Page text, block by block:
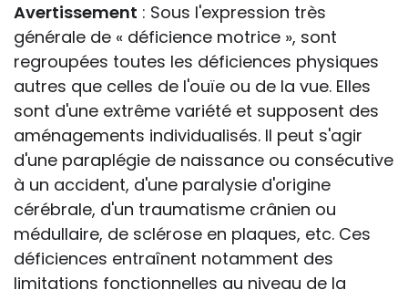
Avertissement : Sous l'expression très
générale de « déficience motrice », sont
regroupées toutes les déficiences physiques
autres que celles de l'ouïe ou de la vue. Elles
sont d'une extrême variété et supposent des
aménagements individualisés. Il peut s'agir
d'une paraplégie de naissance ou consécutive
à un accident, d'une paralysie d'origine
cérébrale, d'un traumatisme crânien ou
médullaire, de sclérose en plaques, etc. Ces
déficiences entraînent notamment des
limitations fonctionnelles au niveau de la